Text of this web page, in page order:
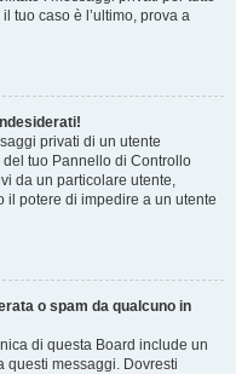
tuo caso è l’ultimo, prova a
privati ​​di un utente
tuo Pannello di Controllo
da un particolare utente,
il potere di impedire a un utente
o spam da qualcuno in
di questa Board include un
questi messaggi. Dovresti